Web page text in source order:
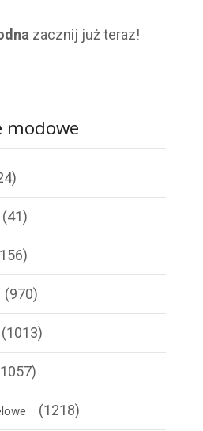
zacznij już teraz!
modowe
(41)
(970)
(1013)
(1218)